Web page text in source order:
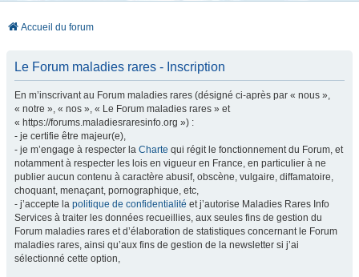
Accueil du forum
Le Forum maladies rares - Inscription
En m’inscrivant au Forum maladies rares (désigné ci-après par « nous »,
« notre », « nos », « Le Forum maladies rares » et
« https://forums.maladiesraresinfo.org ») :
- je certifie être majeur(e),
- je m’engage à respecter la Charte qui régit le fonctionnement du Forum, et
notamment à respecter les lois en vigueur en France, en particulier à ne
publier aucun contenu à caractère abusif, obscène, vulgaire, diffamatoire,
choquant, menaçant, pornographique, etc,
- j’accepte la politique de confidentialité et j’autorise Maladies Rares Info
Services à traiter les données recueillies, aux seules fins de gestion du
Forum maladies rares et d’élaboration de statistiques concernant le Forum
maladies rares, ainsi qu’aux fins de gestion de la newsletter si j’ai
sélectionné cette option,